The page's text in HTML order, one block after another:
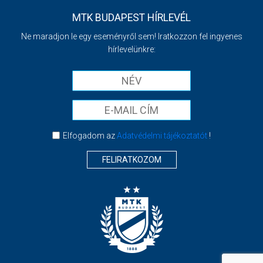
MTK BUDAPEST HÍRLEVÉL
Ne maradjon le egy eseményről sem! Iratkozzon fel ingyenes
hírlevelünkre:
Elfogadom azAdatvédelmi tájékoztatót!
FELIRATKOZOM